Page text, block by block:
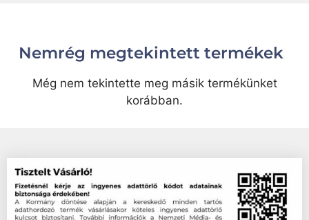
Nemrég megtekintett termékek
Még nem tekintette meg másik termékünket
korábban.